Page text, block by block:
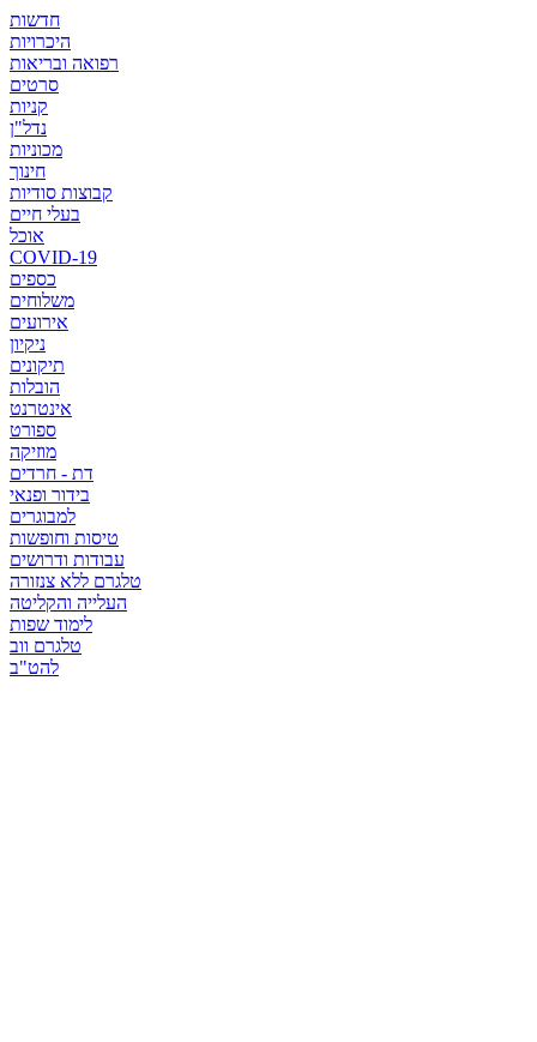
חדשות
היכרויות
רפואה ובריאות
סרטים
קניות
נדל"ן
מכוניות
חינוך
קבוצות סודיות
בעלי חיים
אוכל
COVID-19
כספים
משלוחים
אירועים
ניקיון
תיקונים
הובלות
אינטרנט
ספורט
מוזיקה
דת - חרדים
בידור ופנאי
למבוגרים
טיסות וחופשות
עבודות ודרושים
טלגרם ללא צנזורה
העלייה והקליטה
לימוד שפות
טלגרם ווב
להט"ב